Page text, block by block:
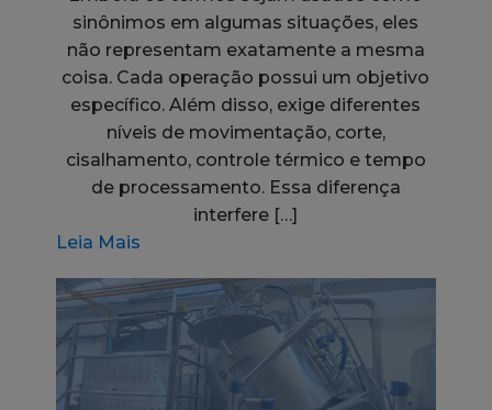
sinônimos em algumas situações, eles
não representam exatamente a mesma
coisa. Cada operação possui um objetivo
específico. Além disso, exige diferentes
níveis de movimentação, corte,
cisalhamento, controle térmico e tempo
de processamento. Essa diferença
interfere […]
Leia Mais